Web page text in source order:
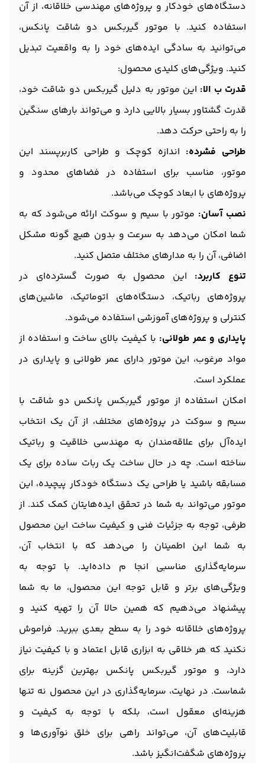
دستگاه‌های خودکار و پروژه‌های مهندسی خلاقانه، از آن
استفاده کنید. با موتور گیربکس دو شاقت پانکس،
می‌توانید به سادگی ایده‌های خود را به واقعیت تبدیل
کنید. ویژگی‌های کلیدی محصول:
قدرت ب الا: این موتور به دلیل گیربکس دو شاقت خود،
قدرت گشتاور بسیار بالایی دارد و می‌تواند بارهای سنگین
را به راحتی حرکت دهد.
طراحی فشرده: اندازه کوچک و طراحی کاربرپسند این
موتور، مناسب برای استفاده در فضاهای محدود و
پروژه‌های با ابعاد کوچک می‌باشد.
نصب آسان: موتور با سیم و سوکت ارائه می‌شود که به
شما امکان می‌دهد به سرعت و بدون هیچ گونه مشکل
اضافی، آن را به مدارهای مختلف متصل کنید.
تنوع کاربرد: این محصول به صورت گسترده‌ای در
پروژه‌های رباتیک، دستگاه‌های اتوماتیک، ماشین‌های
کنترلی و پروژه‌های آموزشی استفاده می‌شود.
پایداری و عمر طولانی: با کیفیت بالای ساخت و استفاده از
مواد مرغوب، این موتور دارای عمر طولانی و پایداری در
عملکرد است.
امکان استفاده از موتور گیربکس پانکس دو شاقت با
سیم و سوکت در پروژه‌های مختلف، از آن یک انتخاب
ایده‌آل برای علاقه‌مندان به مهندسی خلاقیت و رباتیک
ساخته است. چه در حال ساخت یک ربات ساده برای یک
مسابقه باشید یا طراحی یک دستگاه خودکار پیچیده، این
موتور می‌تواند به شما در تحقق ایده‌هایتان کمک کند. از
طرفی، توجه به جزئیات فنی و کیفیت ساخت این محصول
به شما این اطمینان را می‌دهد که با انتخاب آن،
سرمایه‌گذاری مناسبی انجا م داده‌اید. با توجه به
ویژگی‌های برتر و قابل توجه این محصول، ما به شما
پیشنهاد می‌دهیم که همین حالا آن را تهیه کنید و
پروژه‌های خلاقانه خود را به سطح بعدی ببرید. فراموش
نکنید که هر خلاقی به ابزاری قابل اعتماد و با کیفیت نیاز
دارد، و موتور گیربکس پانکس بهترین گزینه برای
شماست. در نهایت، سرمایه‌گذاری در این محصول نه تنها
هزینه‌ای معقول است، بلکه با توجه به کیفیت و
قابلیت‌های آن، می‌تواند راهی برای خلق نوآوری‌ها و
پروژه‌های شگفت‌انگیز باشد.